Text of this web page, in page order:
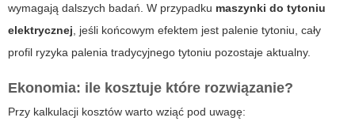
wymagają dalszych badań. W przypadku maszynki do tytoniu
elektrycznej , jeśli końcowym efektem jest palenie tytoniu, cały
profil ryzyka palenia tradycyjnego tytoniu pozostaje aktualny.
Ekonomia: ile kosztuje które rozwiązanie?
Przy kalkulacji kosztów warto wziąć pod uwagę: